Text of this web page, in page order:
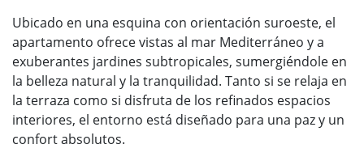
Ubicado en una esquina con orientación suroeste, el
apartamento ofrece vistas al mar Mediterráneo y a
exuberantes jardines subtropicales, sumergiéndole en
la belleza natural y la tranquilidad. Tanto si se relaja en
la terraza como si disfruta de los refinados espacios
interiores, el entorno está diseñado para una paz y un
confort absolutos.